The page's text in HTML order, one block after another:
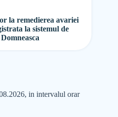
la remedierea avariei
la sistemul de
in intervalul orar